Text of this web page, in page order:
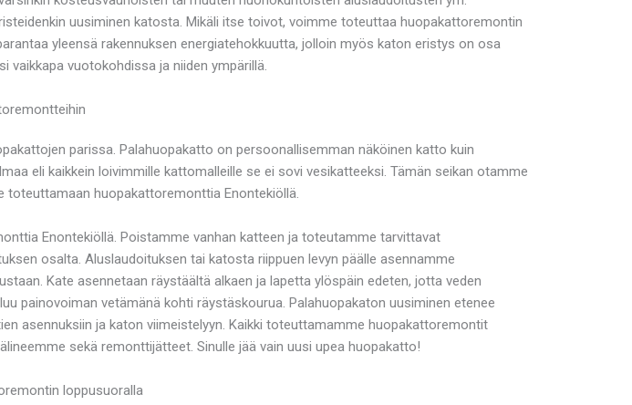
uusiminen katosta. Mikäli itse toivot, voimme toteuttaa huopakattoremontin
yleensä rakennuksen energiatehokkuutta, jolloin myös katon eristys on osa
vaikkapa vuotokohdissa ja niiden ympärillä.
parissa. Palahuopakatto on persoonallisemman näköinen katto kuin
eli kaikkein loivimmille kattomalleille se ei sovi vesikatteeksi. Tämän seikan otamme
huopakattoremonttia Enontekiöllä.
Enontekiöllä. Poistamme vanhan katteen ja toteutamme tarvittavat
osalta. Aluslaudoituksen tai katosta riippuen levyn päälle asennamme
Kate asennetaan räystäältä alkaen ja lapetta ylöspäin edeten, jotta veden
painovoiman vetämänä kohti räystäskourua. Palahuopakaton uusiminen etenee
asennuksiin ja katon viimeistelyyn. Kaikki toteuttamamme huopakattoremontit
sekä remonttijätteet. Sinulle jää vain uusi upea huopakatto!
loppusuoralla